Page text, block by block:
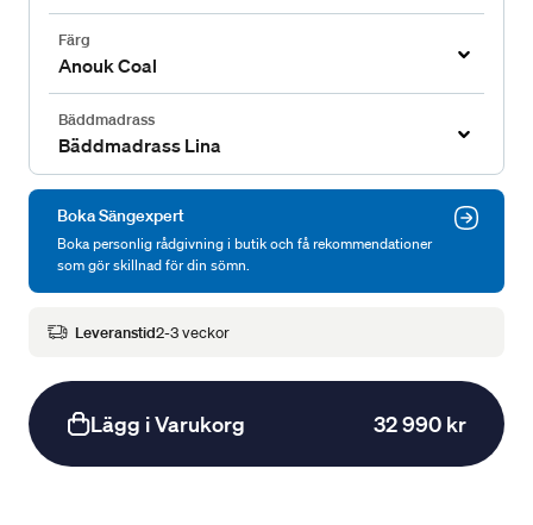
Färg
Anouk Coal
Bäddmadrass
Bäddmadrass Lina
Boka Sängexpert
Boka personlig rådgivning i butik och få rekommendationer
som gör skillnad för din sömn.
Leveranstid2-3 veckor
Lägg i Varukorg 32 990 kr